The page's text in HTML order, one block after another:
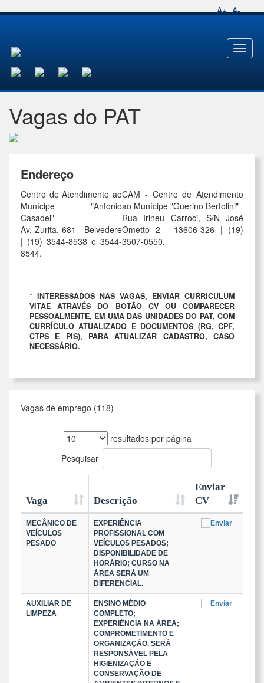
A+ A-
Toggle
Vagas do PAT
Endereço
Centro de Atendimento ao
Munícipe "Antonio
Casadei"
Av. Zurita, 681 - Belvedere
| (19) 3544-8538 e 3544-
8544.
CAM - Centro de Atendimento
ao Munícipe "Guerino Bertolini"
Rua Irineu Carroci, S/N José
Ometto 2 - 13606-326 | (19)
3507-0550.
* INTERESSADOS NAS VAGAS, ENVIAR CURRICULUM
VITAE ATRAVÉS DO BOTÃO CV OU COMPARECER
PESSOALMENTE, EM UMA DAS UNIDADES DO PAT, COM
CURRÍCULO ATUALIZADO E DOCUMENTOS (RG, CPF,
CTPS E PIS), PARA ATUALIZAR CADASTRO, CASO
NECESSÁRIO.
Vagas de emprego (118)
resultados por página
Pesquisar
Vaga Descrição
Enviar
CV
MECÂNICO DE
VEÍCULOS
PESADO
EXPERIÊNCIA
PROFISSIONAL COM
VEÍCULOS PESADOS;
DISPONIBILIDADE DE
HORÁRIO; CURSO NA
ÁREA SERÁ UM
DIFERENCIAL.
AUXILIAR DE
LIMPEZA
ENSINO MÉDIO
COMPLETO;
EXPERIÊNCIA NA ÁREA;
COMPROMETIMENTO E
ORGANIZAÇÃO. SERÁ
RESPONSÁVEL PELA
HIGIENIZAÇÃO E
CONSERVAÇÃO DE